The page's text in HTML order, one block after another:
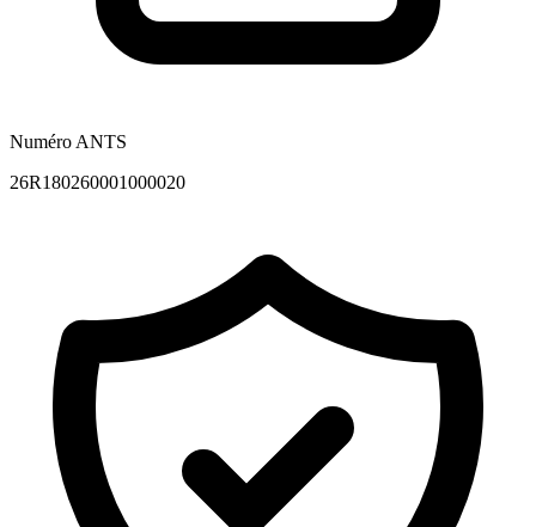
Numéro ANTS
26R180260001000020